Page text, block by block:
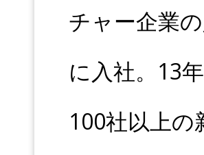
チャー企業
に入社。13
100社以上の